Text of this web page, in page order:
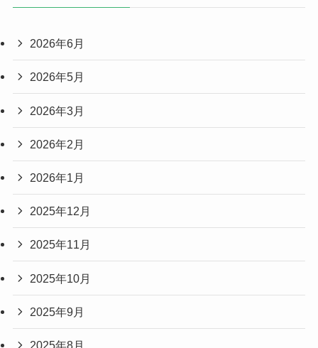
2026年6月
2026年5月
2026年3月
2026年2月
2026年1月
2025年12月
2025年11月
2025年10月
2025年9月
2025年8月